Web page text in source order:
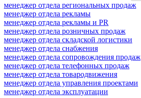
менеджер отдела региональных продаж
менеджер отдела рекламы
менеджер отдела рекламы и PR
менеджер отдела розничных продаж
менеджер отдела складской логистики
менеджер отдела снабжения
менеджер отдела сопровождения продаж
менеджер отдела телефонных продаж
менеджер отдела товародвижения
менеджер отдела управления проектами
менеджер отдела эксплуатации